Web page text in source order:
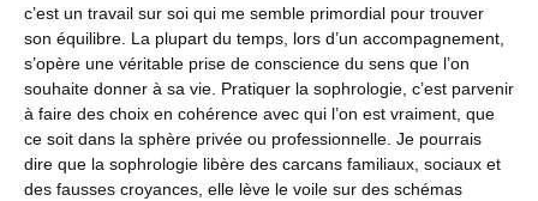
c’est un travail sur soi qui me semble primordial pour trouver
son équilibre. La plupart du temps, lors d’un accompagnement,
s’opère une véritable prise de conscience du sens que l’on
souhaite donner à sa vie. Pratiquer la sophrologie, c’est parvenir
à faire des choix en cohérence avec qui l’on est vraiment, que
ce soit dans la sphère privée ou professionnelle. Je pourrais
dire que la sophrologie libère des carcans familiaux, sociaux et
des fausses croyances, elle lève le voile sur des schémas